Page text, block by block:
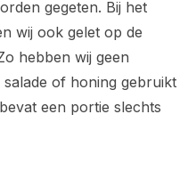
gegeten. Bij het
wij ook gelet op de
hebben wij geen
of honing gebruikt
een portie slechts